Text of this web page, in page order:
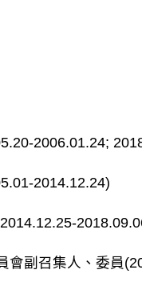
2006.01.24;
2014.12.24)
會副召集人、委員